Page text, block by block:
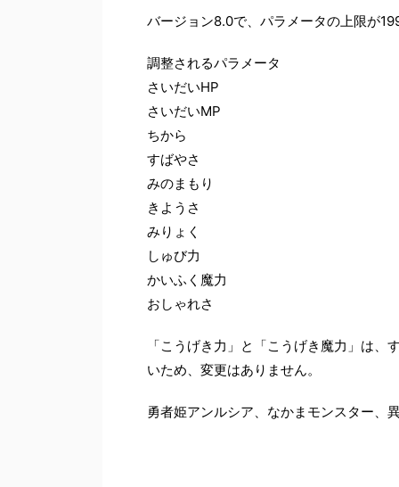
バージョン8.0で、パラメータの上限が
調整されるパラメータ
さいだいHP
さいだいMP
ちから
すばやさ
みのまもり
きようさ
みりょく
しゅび力
かいふく魔力
おしゃれさ
「こうげき力」と「こうげき魔力」は
いため、変更はありません。
勇者姫アンルシア、なかまモンスター、